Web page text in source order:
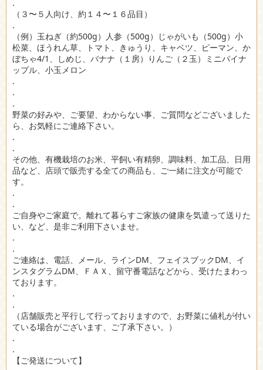
.
（３〜５人向け、約１４〜１６品目）
.
（例）玉ねぎ（約500g）人参（500g）じゃがいも（500g）小
松菜、ほうれん草、トマト、きゅうり、キャベツ、ピーマン、か
ぼちゃ4/1、しめじ、バナナ（１房）りんご（２玉）ミニパイナ
ップル、小玉メロン
.
.
.
野菜の好みや、ご要望、わからない事、ご質問などございました
ら、お気軽にご連絡下さい。
.
.
その他、有機栽培のお米、平飼い有精卵、調味料、加工品、日用
品など、店頭で販売する全ての商品も、ご一緒に注文が可能で
す。
.
.
ご自身やご家庭で。離れて暮らすご家族の健康を気遣って送りた
い、など、是非ご利用下さいませ。
.
.
ご連絡は、電話、メール、ラインDM、フェイスブックDM、イ
ンスタグラムDM、ＦＡＸ、留守番電話などから、受けたまわっ
ております。
.
.
（店舗販売と平行して行っておりますので、お野菜に値札が付い
ている場合がございます、ご了承下さい。）
.
.
【ご発送について】